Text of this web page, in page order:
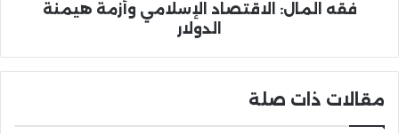
فقه المال: الاقتصاد الإسلامي وأزمة هيمنة
الدولار
مقالات ذات صلة